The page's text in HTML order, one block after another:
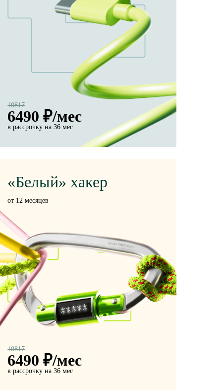
10817
6490 ₽/мес
в рассрочку на 36 мес
«Белый» хакер
от 12 месяцев
10817
6490 ₽/мес
в рассрочку на 36 мес